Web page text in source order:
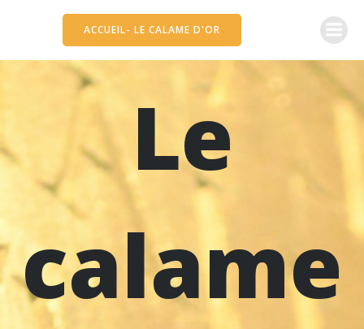
au
contenu
ACCUEIL- LE CALAME D'OR
Le
calame